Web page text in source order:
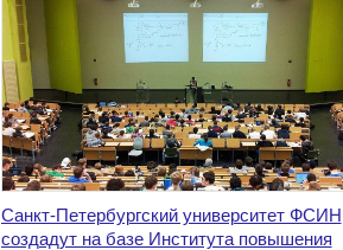
Санкт-Петербургский университет ФСИН
создадут на базе Института повышения